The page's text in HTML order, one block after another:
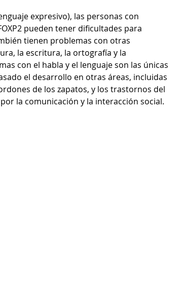
expresivo), las personas con
pueden tener dificultades para
tienen problemas con otras
la escritura, la ortografía y la
con el habla y el lenguaje son las únicas
el desarrollo en otras áreas, incluidas
de los zapatos, y los trastornos del
la comunicación y la interacción social.